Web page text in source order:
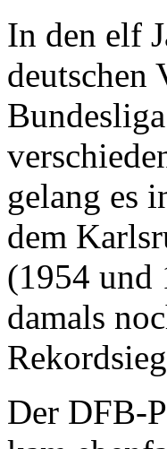
In den elf
deutschen
gelang es
dem
(1954 und
damals
Der DFB-